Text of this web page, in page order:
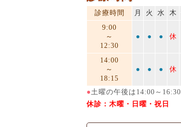
診療時間 月 火 水 木
9:00
～
12:30
● ● ● 休
14:00
～
18:15
● ● ● 休
●土曜の午後は14:00～16:30
休診：木曜・日曜・祝日